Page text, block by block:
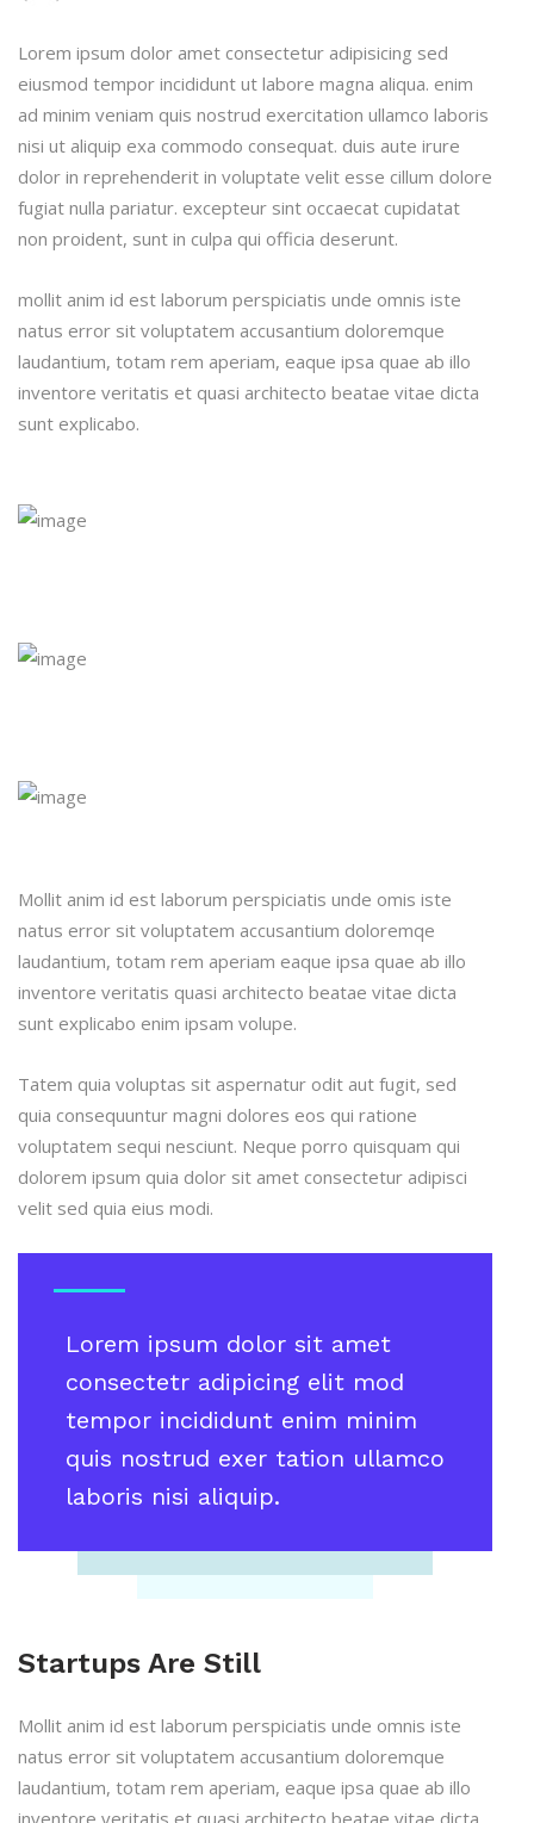
Lorem ipsum dolor amet consectetur adipisicing sed
eiusmod tempor incididunt ut labore magna aliqua. enim
ad minim veniam quis nostrud exercitation ullamco laboris
nisi ut aliquip exa commodo consequat. duis aute irure
dolor in reprehenderit in voluptate velit esse cillum dolore
fugiat nulla pariatur. excepteur sint occaecat cupidatat
non proident, sunt in culpa qui officia deserunt.
mollit anim id est laborum perspiciatis unde omnis iste
natus error sit voluptatem accusantium doloremque
laudantium, totam rem aperiam, eaque ipsa quae ab illo
inventore veritatis et quasi architecto beatae vitae dicta
sunt explicabo.
Mollit anim id est laborum perspiciatis unde omis iste
natus error sit voluptatem accusantium doloremqe
laudantium, totam rem aperiam eaque ipsa quae ab illo
inventore veritatis quasi architecto beatae vitae dicta
sunt explicabo enim ipsam volupe.
Tatem quia voluptas sit aspernatur odit aut fugit, sed
quia consequuntur magni dolores eos qui ratione
voluptatem sequi nesciunt. Neque porro quisquam qui
dolorem ipsum quia dolor sit amet consectetur adipisci
velit sed quia eius modi.
Lorem ipsum dolor sit amet
consectetr adipicing elit mod
tempor incididunt enim minim
quis nostrud exer tation ullamco
laboris nisi aliquip.
Startups Are Still
Mollit anim id est laborum perspiciatis unde omnis iste
natus error sit voluptatem accusantium doloremque
laudantium, totam rem aperiam, eaque ipsa quae ab illo
inventore veritatis et quasi architecto beatae vitae dicta